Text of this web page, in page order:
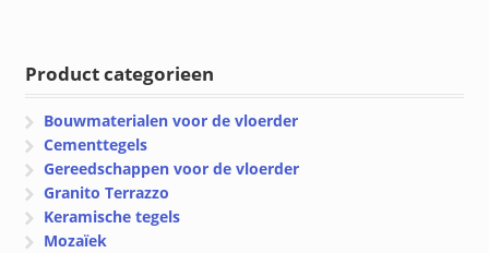
Product categorieen
Bouwmaterialen voor de vloerder
Cementtegels
Gereedschappen voor de vloerder
Granito Terrazzo
Keramische tegels
Mozaïek